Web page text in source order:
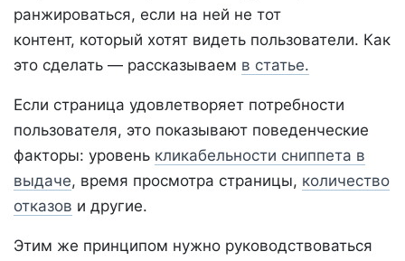
ранжироваться, если на ней не тот
контент, который хотят видеть пользователи. Как
это сделать — рассказываем в статье.
Если страница удовлетворяет потребности
пользователя, это показывают поведенческие
факторы: уровень кликабельности сниппета в
выдаче, время просмотра страницы, количество
отказов и другие.
Этим же принципом нужно руководствоваться